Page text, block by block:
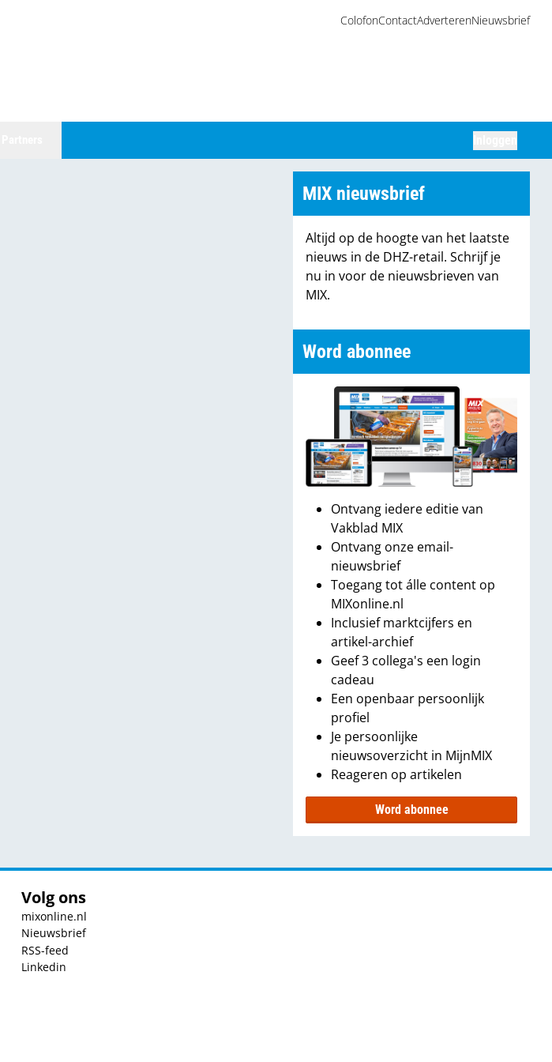
ColofonContactAdverterenNieuwsbrief
MIX nieuwsbrief
Altijd op de hoogte van het laatste
nieuws in de DHZ-retail. Schrijf je
nu in voor de nieuwsbrieven van
MIX.
Word abonnee
Ontvang iedere editie van
Vakblad MIX
Ontvang onze email-
nieuwsbrief
Toegang tot álle content op
MIXonline.nl
Inclusief marktcijfers en
artikel-archief
Geef 3 collega's een login
cadeau
Een openbaar persoonlijk
profiel
Je persoonlijke
nieuwsoverzicht in MijnMIX
Reageren op artikelen
Word abonnee
Volg ons
mixonline.nl
Nieuwsbrief
RSS-feed
Linkedin